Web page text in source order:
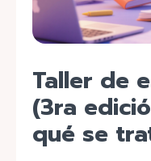
Taller de
(3ra
qué se